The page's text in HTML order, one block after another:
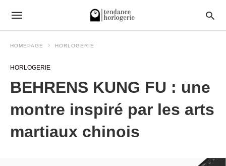
HOMEPAGE HORLOGERIE
HORLOGERIE
BEHRENS KUNG FU : une
montre inspiré par les arts
martiaux chinois